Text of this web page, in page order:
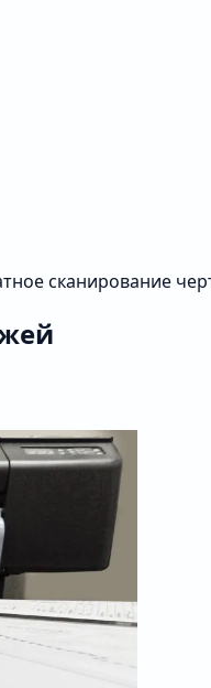
сканирование